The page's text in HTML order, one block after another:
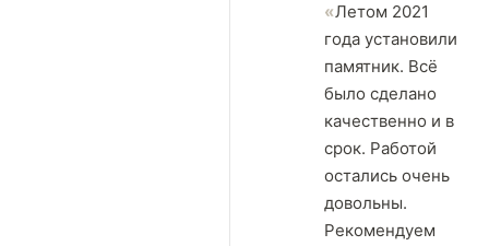
Летом 2021
года установили
памятник. Всё
было сделано
качественно и в
срок. Работой
остались очень
довольны.
Рекомендуем